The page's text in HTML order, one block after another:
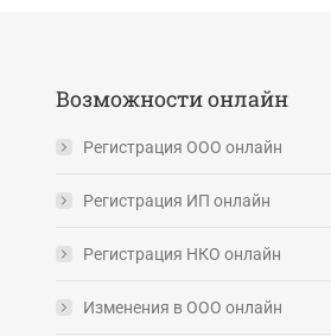
Возможности онлайн
Регистрация ООО онлайн
Регистрация ИП онлайн
Регистрация НКО онлайн
Изменения в ООО онлайн